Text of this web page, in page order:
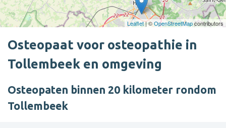
Leaflet| ©OpenStreetMapcontributors
Osteopaat voor osteopathie in
Tollembeek en omgeving
Osteopaten binnen 20 kilometer rondom
Tollembeek